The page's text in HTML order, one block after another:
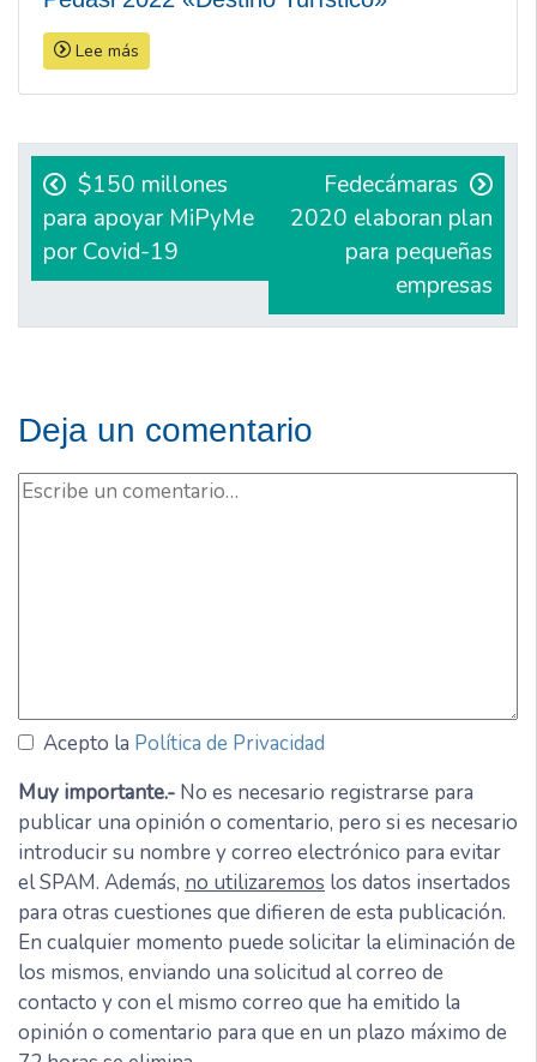
Lee más
Navegación
de
entradas
$150 millones
para apoyar MiPyMe
por Covid-19
Fedecámaras
2020 elaboran plan
para pequeñas
empresas
Deja un comentario
Acepto la Política de Privacidad
Muy importante.- No es necesario registrarse para
publicar una opinión o comentario, pero si es necesario
introducir su nombre y correo electrónico para evitar
el SPAM. Además, no utilizaremos los datos insertados
para otras cuestiones que difieren de esta publicación.
En cualquier momento puede solicitar la eliminación de
los mismos, enviando una solicitud al correo de
contacto y con el mismo correo que ha emitido la
opinión o comentario para que en un plazo máximo de